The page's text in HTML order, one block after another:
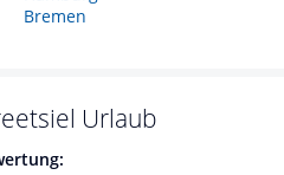
Bremen
Urlaub